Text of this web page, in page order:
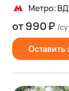
Метро:
Оставить
от 990 ₽ /